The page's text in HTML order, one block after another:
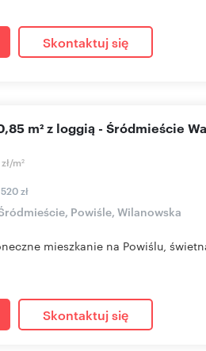
Skontaktuj się
zł/m2
m² z loggią - Śródmieście
zł
Powiśle, Wilanowska
mieszkanie na Powiślu,
Skontaktuj się